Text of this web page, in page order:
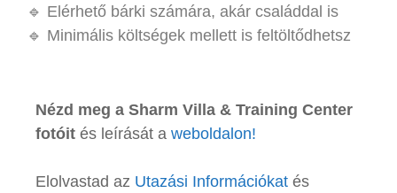
🔹 Elérhető bárki számára, akár családdal is
🔹 Minimális költségek mellett is feltöltődhetsz
Nézd meg a Sharm Villa & Training Center
fotóit és leírását a weboldalon!
Elolvastad az Utazási Információkat és